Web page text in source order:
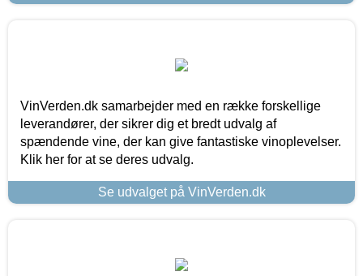
VinVerden.dk samarbejder med en række forskellige
leverandører, der sikrer dig et bredt udvalg af
spændende vine, der kan give fantastiske vinoplevelser.
Klik her for at se deres udvalg.
Se udvalget på VinVerden.dk